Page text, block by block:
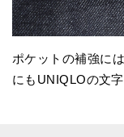
ポケットの補強に
にもUNIQLOの文